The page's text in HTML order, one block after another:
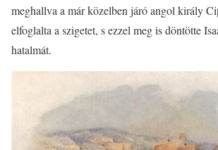
meghallva a már közelben járó angol király
elfoglalta a szigetet, s ezzel meg is döntötte
hatalmát.